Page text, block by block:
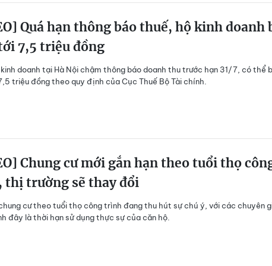
Quá hạn thông báo thuế, hộ kinh doanh
7,5 triệu đồng
kinh doanh tại Hà Nội chậm thông báo doanh thu trước hạn 31/7, có thể
triệu đồng theo quy định của Cục Thuế Bộ Tài chính.
Chung cư mới gắn hạn theo tuổi thọ
trường sẽ thay đổi
cư theo tuổi thọ công trình đang thu hút sự chú ý, với các chuyên
đây là thời hạn sử dụng thực sự của căn hộ.